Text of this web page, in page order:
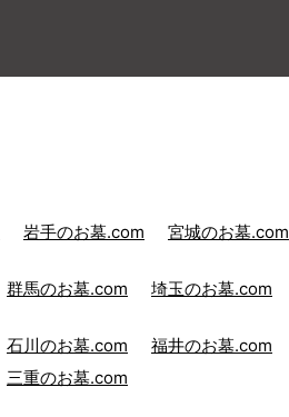
岩手のお墓.com 宮城のお墓.com
群馬のお墓.com 埼玉のお墓.com
石川のお墓.com 福井のお墓.com
三重のお墓.com